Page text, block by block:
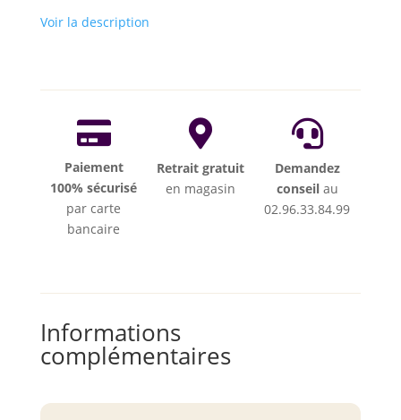
Voir la description

Paiement
100% sécurisé
par carte
bancaire

Retrait gratuit
en magasin

Demandez
conseilau
02.96.33.84.99
Informations
complémentaires